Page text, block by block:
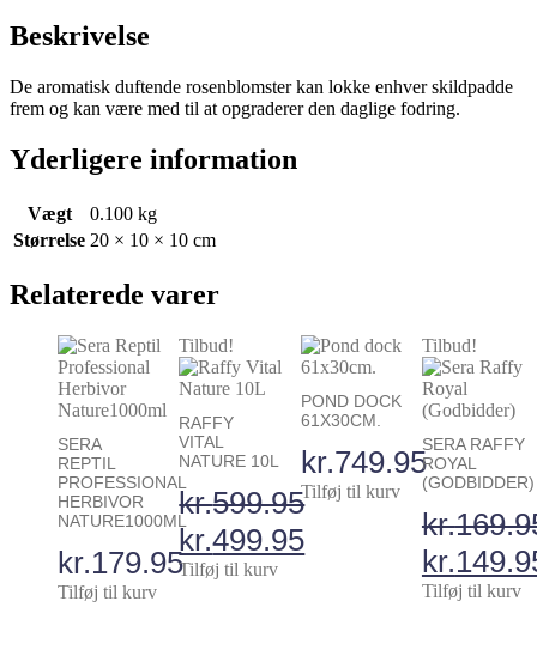
Beskrivelse
De aromatisk duftende rosenblomster kan lokke enhver skildpadde
frem og kan være med til at opgraderer den daglige fodring.
Yderligere information
Vægt
0.100 kg
Størrelse 20 × 10 × 10 cm
Relaterede varer
SERA
REPTIL
PROFESSIONAL
HERBIVOR
NATURE1000ML
kr.179.95
Tilføj til kurv
Tilbud!
RAFFY
VITAL
NATURE 10L
kr.599.95
Den
oprindelige
kr.499.95
Den
Tilføj til kurv
POND DOCK
61X30CM.
kr.749.95
Tilføj til kurv
Tilbud!
SERA RAFFY
ROYAL
(GODBIDDER)
kr.
Den
kr.
Den
Tilføj til kurv